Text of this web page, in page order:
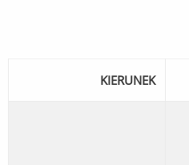
KIERUNEK